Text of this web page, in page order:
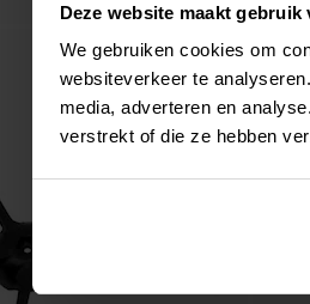
Deze website maakt gebruik
We gebruiken cookies om
websiteverkeer te
media, adverteren en
verstrekt of die ze hebben